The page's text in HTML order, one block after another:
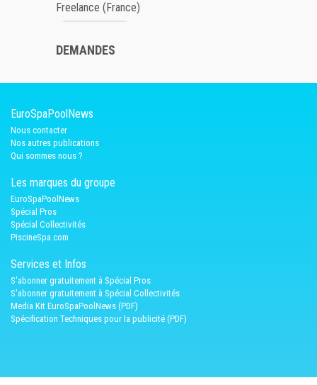
Freelance (France)
DEMANDES
EuroSpaPoolNews
Nous contacter
Nos autres publications
Qui sommes nous ?
Les marques du groupe
EuroSpaPoolNews
Spécial Pros
Spécial Collectivités
PiscineSpa.com
Services et Infos
S'abonner gratuitement à Spécial Pros
S'abonner gratuitement à Spécial Collectivités
Media Kit EuroSpaPoolNews (PDF)
Spécification Techniques pour la publicité (PDF)